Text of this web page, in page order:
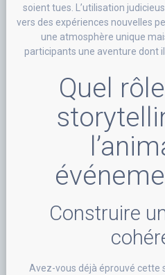
soient tues. L’utilisation
vers des expériences nouvelles
une atmosphère unique
participants une aventure dont
Quel
Construire
Avez-vous déjà éprouvé cette